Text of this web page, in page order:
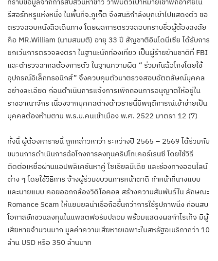
ทราบข้อมูลจากการสืบสวนหาข่าว ว่าพบตัวเป้าหมายเข้าพักอาศัยใน
รีสอร์ทหรูแห่งหนึ่ง ในพื้นที่จ.ภูเก็ต จึงสนธิกำลังบุกเข้าไปแสดงตัว ขอ
ตรวจสอบหนังสือเดินทาง โดยผลการตรวจสอบทราบชื่อผู้ต้องสงสัย
คือ MR.William (นามสมมติ) อายุ 33 ปี สัญชาติอินโดนีเซีย ได้รับการ
ยกเว้นการตรวจลงตรา ในฐานะนักท่องเที่ยว เป็นผู้ร้ายข้ามชาติที่ FBI
และตำรวจสากลต้องการตัว ในฐานความผิด “ ร่วมกันฉ้อโกงโดยใช้
อุปกรณ์อิเล็กทรอนิกส์” จึงควบคุมตัวมาตรวจสอบอัตตลัษณ์บุคคล
อย่างละเอียด ก่อนดำเนินการแจ้งการเพิกถอนการอนุญาตให้อยู่ใน
ราชอาณาจักร เนื่องจากบุคคลต่างด้าวรายนี้มีพฤติการณ์เข้าข่ายเป็น
บุคคลต้องห้ามตาม พ.ร.บ.คนเข้าเมือง พ.ศ. 2522 มาตรา 12 (7)
ทั้งนี้ ผู้ต้องหารายนี้ ถูกกล่าวหาว่า ระหว่างปี 2565 – 2569 ได้ร่วมกับ
ขบวนการดำเนินการฉ้อโกงการลงทุนคริปโทเคอร์เรนซี โดยใช้วิธี
ติดต่อเหยื่อผ่านแอปพลิเคชันหาคู่ โซเชียลมีเดีย และช่องทางออนไลน์
ต่าง ๆ โดยใช้วิธีการ จ้างผู้ร่วมขบวนการหน้าตาดี ทำหน้าที่นางแบบ
และนายแบบ คอยออกกล้องวิดิโอคอล สร้างความสัมพันธ์ใน ลักษณะ
Romance Scam ให้แยบยลน่าเชื่อถือขึ้นกว่าการใช้รูปภาพนิ่ง ก่อนสบ
โอกาสชักชวนลงทุนในแพลตฟอร์มปลอม พร้อมแสดงผลกำไรเท็จ มีผู้
เสียหายจำนวนมาก มูลค่าความเสียหายเฉพาะในสหรัฐอเมริกากว่า 10
ล้าน USD หรือ 350 ล้านบาท